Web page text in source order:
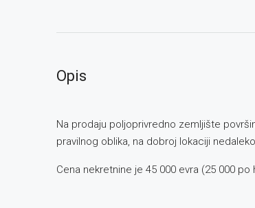
Opis
Na prodaju poljoprivredno zemljište
pravilnog oblika, na dobroj lokaciji
Cena nekretnine je 45 000 evra (25 000